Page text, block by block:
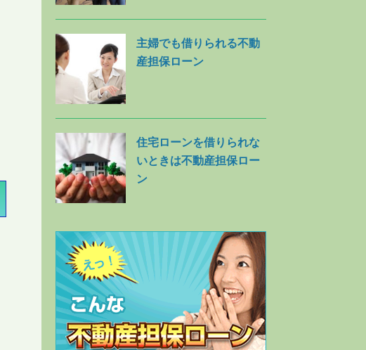
主婦でも借りられる不動
産担保ローン
住宅ローンを借りられな
いときは不動産担保ロー
ン